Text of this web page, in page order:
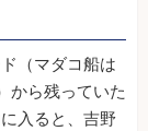
（マダコ船は
から残っていた
入ると、吉野